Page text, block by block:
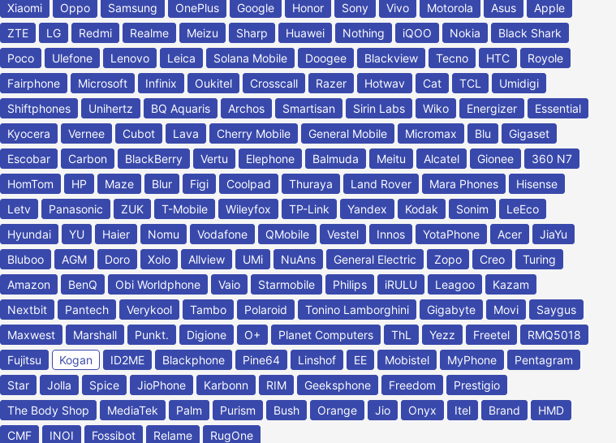
Xiaomi Oppo Samsung OnePlus Google Honor Sony Vivo Motorola Asus
Apple
ZTE
LG Redmi Realme Meizu Sharp Huawei Nothing iQOO Nokia
Black Shark
Poco
Ulefone Lenovo Leica Solana Mobile Doogee Blackview Tecno HTC
Royole
Fairphone
Microsoft Infinix Oukitel Crosscall Razer Hotwav Cat TCL
Umidigi
Shiftphones
Unihertz BQ Aquaris Archos Smartisan Sirin Labs Wiko Energizer
Essential
Kyocera
Vernee Cubot Lava Cherry Mobile General Mobile Micromax Blu
Gigaset
Escobar
Carbon BlackBerry Vertu Elephone Balmuda Meitu Alcatel Gionee
360 N7
HomTom
HP Maze Blur Figi Coolpad Thuraya Land Rover Mara Phones
Hisense
Letv
Panasonic ZUK T-Mobile Wileyfox TP-Link Yandex Kodak Sonim
LeEco
Hyundai
YU Haier Nomu Vodafone QMobile Vestel Innos YotaPhone Acer
JiaYu
Bluboo
AGM Doro Xolo Allview UMi NuAns General Electric Zopo Creo
Turing
Amazon
BenQ Obi Worldphone Vaio Starmobile Philips iRULU Leagoo
Kazam
Nextbit
Pantech Verykool Tambo Polaroid Tonino Lamborghini Gigabyte Movi
Saygus
Maxwest
Marshall Punkt. Digione O+ Planet Computers ThL Yezz Freetel
RMQ5018
Fujitsu
Kogan ID2ME Blackphone Pine64 Linshof EE Mobistel MyPhone
Pentagram
Star
Jolla Spice JioPhone Karbonn RIM Geeksphone Freedom
Prestigio
The Body Shop
MediaTek Palm Purism Bush Orange Jio Onyx Itel Brand
HMD
CMF
INOI Fossibot Relame RugOne